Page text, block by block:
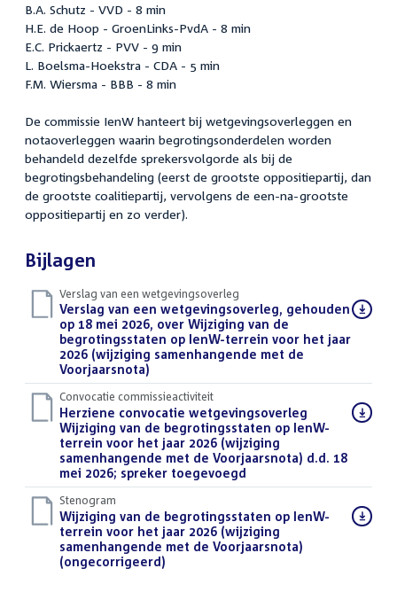
B.A. Schutz - VVD - 8 min
H.E. de Hoop - GroenLinks-PvdA - 8 min
E.C. Prickaertz - PVV - 9 min
L. Boelsma-Hoekstra - CDA - 5 min
F.M. Wiersma - BBB - 8 min
De commissie IenW hanteert bij wetgevingsoverleggen en
notaoverleggen waarin begrotingsonderdelen worden
behandeld dezelfde sprekersvolgorde als bij de
begrotingsbehandeling (eerst de grootste oppositiepartij, dan
de grootste coalitiepartij, vervolgens de een-na-grootste
oppositiepartij en zo verder).
Bijlagen
Verslag van een wetgevingsoverleg
Download
bestand:
Verslag van een wetgevingsoverleg, gehouden
op 18 mei 2026, over Wijziging van de
begrotingsstaten op IenW-terrein voor het jaar
2026 (wijziging samenhangende met de
Voorjaarsnota)
Convocatie commissieactiviteit
Download
bestand:
Herziene convocatie wetgevingsoverleg
Wijziging van de begrotingsstaten op IenW-
terrein voor het jaar 2026 (wijziging
samenhangende met de Voorjaarsnota) d.d. 18
mei 2026; spreker toegevoegd
Stenogram
Download
bestand:
Wijziging van de begrotingsstaten op IenW-
terrein voor het jaar 2026 (wijziging
samenhangende met de Voorjaarsnota)
(ongecorrigeerd)